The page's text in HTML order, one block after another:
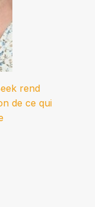
rend
de ce qui